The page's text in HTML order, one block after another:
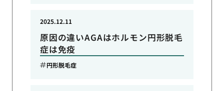
原因の違いAGAはホルモン円形脱毛
症は免疫
2025.12.11
円形脱毛症